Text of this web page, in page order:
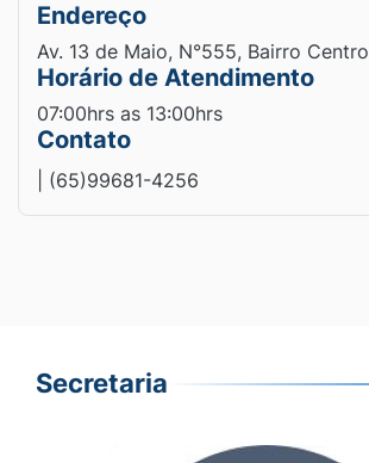
Endereço
Av. 13 de Maio, N°555, Bairro Centro
Horário de Atendimento
07:00hrs as 13:00hrs
Contato
| (65)99681-4256
Secretaria